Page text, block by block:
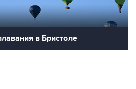
в Бристоле